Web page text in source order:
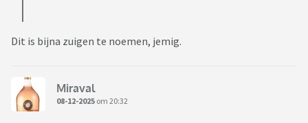
Dit is bijna zuigen te noemen, jemig.
Miraval
08-12-2025 om 20:32